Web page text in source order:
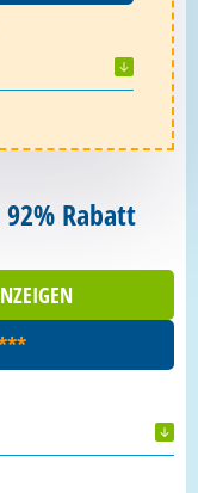
Rabatt